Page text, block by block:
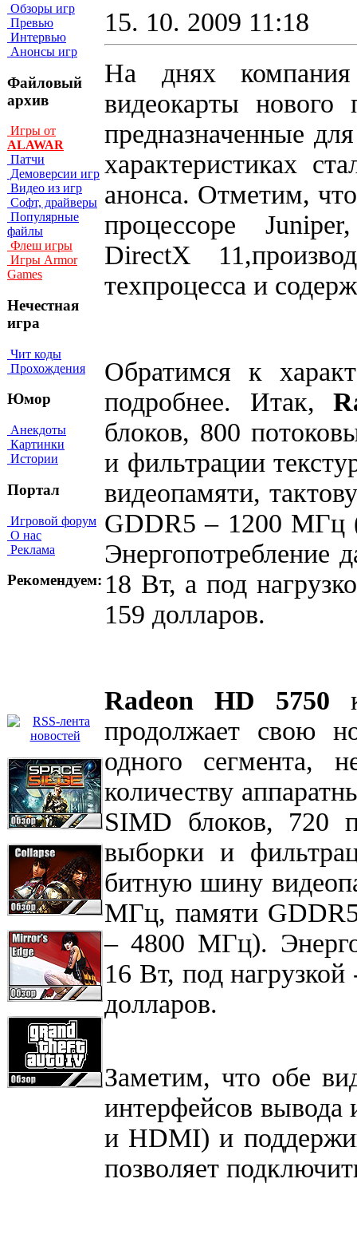
Обзоры игр
Превью
Интервью
Анонсы игр
Файловый
архив
Игры от
ALAWAR
Патчи
Демоверсии игр
Видео из игр
Софт, драйверы
Популярные
файлы
Флеш игры
Игры Armor
Games
Нечестная
игра
Чит коды
Прохождения
Юмор
Анекдоты
Картинки
Истории
Портал
Игровой форум
О нас
Реклама
Рекомендуем:
15. 10. 2009 11:18
На днях
видеокарты нового
предназначенные
характеристиках
анонса. Отметим,
процессоре
DirectX
техпроцесса и
Обратимся к
подробнее. Итак,
блоков, 800
и фильтрации
видеопамяти,
GDDR5 – 1200 МГц
Энергопотребление
18 Вт, а под
159 долларов.
Radeon HD 5750
продолжает свою
одного сегмента,
количеству
SIMD блоков, 720
выборки и
битную шину
МГц, памяти
– 4800 МГц).
16 Вт, под
долларов.
Заметим, что обе
интерфейсов
и HDMI) и
позволяет